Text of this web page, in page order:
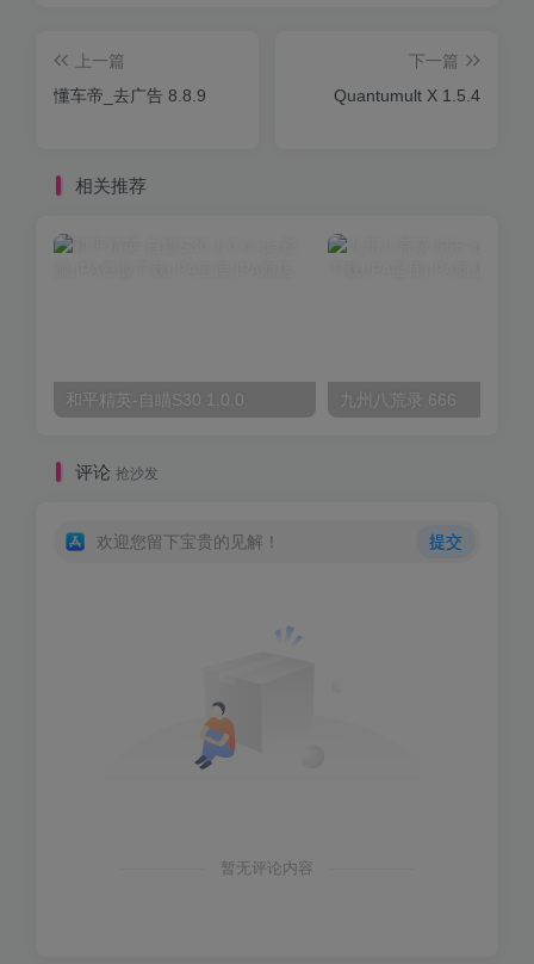
上一篇
懂车帝_去广告 8.8.9
下一篇
Quantumult X 1.5.4
相关推荐
和平精英-自瞄S30 1.0.0 九州八荒录 666
评论 抢沙发
欢迎您留下宝贵的见解！ 提交
暂无评论内容